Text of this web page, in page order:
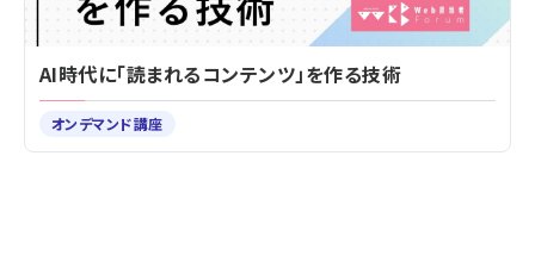
AI時代に「読まれるコンテンツ」を作る技術
オンデマンド講座